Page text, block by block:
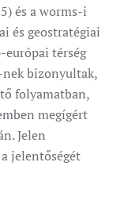
és a worms-i
és geostratégiai
európai térség
nek bizonyultak,
folyamatban,
megígért
Jelen
jelentőségét